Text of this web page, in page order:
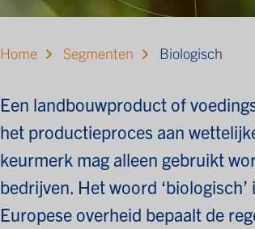
Home Segmenten Biologisch
Een landbouwproduct of
het productieproces aan
keurmerk mag alleen gebruikt
bedrijven. Het woord
Europese overheid bepaalt de